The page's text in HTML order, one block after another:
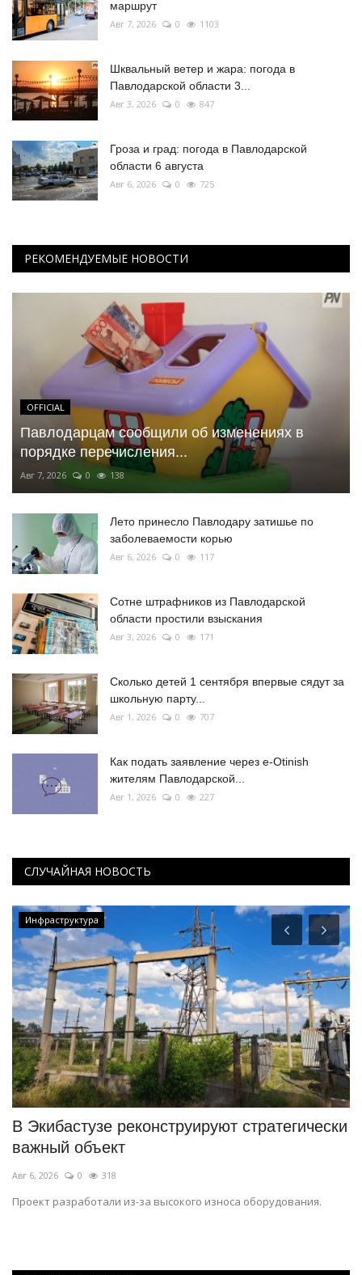
маршрут
Авг 7, 2026 0 1103
Шквальный ветер и жара: погода в
Павлодарской области 3...
Авг 3, 2026 0 847
Гроза и град: погода в Павлодарской
области 6 августа
Авг 6, 2026 0 725
РЕКОМЕНДУЕМЫЕ НОВОСТИ
OFFICIAL
Павлодарцам сообщили об изменениях в
порядке перечисления...
Авг 7, 2026 0 138
Лето принесло Павлодару затишье по
заболеваемости корью
Авг 6, 2026 0 117
Сотне штрафников из Павлодарской
области простили взыскания
Авг 3, 2026 0 171
Сколько детей 1 сентября впервые сядут за
школьную парту...
Авг 1, 2026 0 707
Как подать заявление через e-Otinish
жителям Павлодарской...
Авг 1, 2026 0 227
СЛУЧАЙНАЯ НОВОСТЬ
Инфраструктура
В Экибастузе реконструируют стратегически
важный объект
Авг 6, 2026 0 318
Проект разработали из-за высокого износа оборудования.